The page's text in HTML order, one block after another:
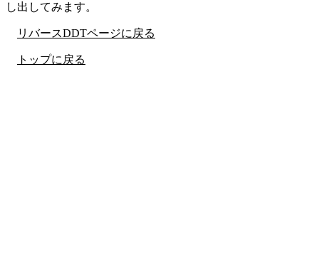
し出してみます。
リバースDDTページに戻る
トップに戻る